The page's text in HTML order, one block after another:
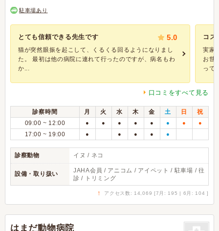
駐車場あり
とても信頼できる先生です 5.0
猫が突然眼振を起こして、くるくる回るようになりまし
た。 最初は他の病院に連れて行ったのですが、病名もわ
か...
コス
実家
お世
って
口コミをすべて見る
診察時間 月 火 水 木 金 土 日
祝
09:00 ~ 12:00
● ● ● ● ● ● ● ●
17:00 ~ 19:00 ● ● ● ● ●
診察動物 イヌ / ネコ
設備・取り扱い
JAHA会員 / アニコム / アイペット / 駐車場 / 往
診 / トリミング
↑ アクセス数: 14,069 [7月: 195 | 6月: 104 ]
はまだ動物病院